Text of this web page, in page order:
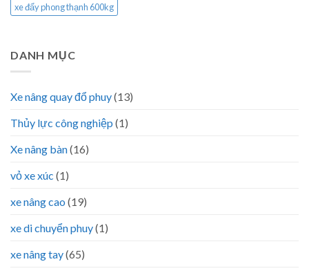
xe đẩy phong thạnh 600kg
DANH MỤC
Xe nâng quay đổ phuy(13)
Thủy lực công nghiệp (1)
Xe nâng bàn(16)
vỏ xe xúc (1)
xe nâng cao (19)
xe di chuyển phuy(1)
xe nâng tay(65)